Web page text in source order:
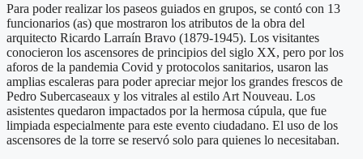
Para poder realizar los paseos guiados en grupos, se contó con 13
funcionarios (as) que mostraron los atributos de la obra del
arquitecto Ricardo Larraín Bravo (1879-1945). Los visitantes
conocieron los ascensores de principios del siglo XX, pero por los
aforos de la pandemia Covid y protocolos sanitarios, usaron las
amplias escaleras para poder apreciar mejor los grandes frescos de
Pedro Subercaseaux y los vitrales al estilo Art Nouveau. Los
asistentes quedaron impactados por la hermosa cúpula, que fue
limpiada especialmente para este evento ciudadano. El uso de los
ascensores de la torre se reservó solo para quienes lo necesitaban.